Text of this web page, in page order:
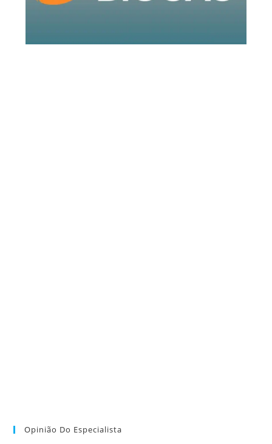
Opinião Do Especialista